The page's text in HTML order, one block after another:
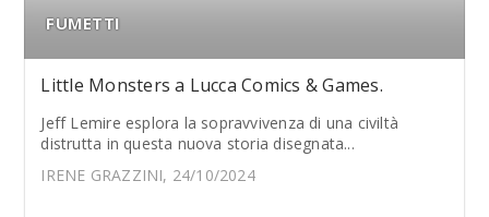
FUMETTI
Little Monsters a Lucca Comics & Games.
Jeff Lemire esplora la sopravvivenza di una civiltà
distrutta in questa nuova storia disegnata...
IRENE GRAZZINI, 24/10/2024